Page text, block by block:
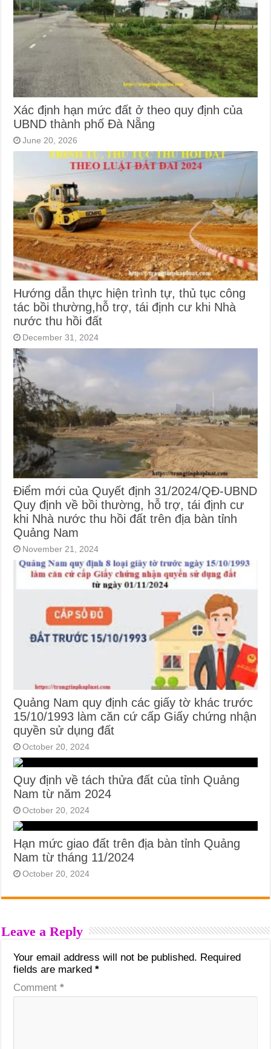
Xác định hạn mức đất ở theo quy định của
UBND thành phố Đà Nẵng
June 20, 2026
Hướng dẫn thực hiện trình tự, thủ tục công
tác bồi thường,hỗ trợ, tái định cư khi Nhà
nước thu hồi đất
December 31, 2024
Điểm mới của Quyết định 31/2024/QĐ-UBND
Quy định về bồi thường, hỗ trợ, tái định cư
khi Nhà nước thu hồi đất trên địa bàn tỉnh
Quảng Nam
November 21, 2024
Quảng Nam quy định các giấy tờ khác trước
15/10/1993 làm căn cứ cấp Giấy chứng nhận
quyền sử dụng đất
October 20, 2024
Quy định về tách thửa đất của tỉnh Quảng
Nam từ năm 2024
October 20, 2024
Hạn mức giao đất trên địa bàn tỉnh Quảng
Nam từ tháng 11/2024
October 20, 2024
Leave a Reply
Your email address will not be published. Required
fields are marked*
Comment*